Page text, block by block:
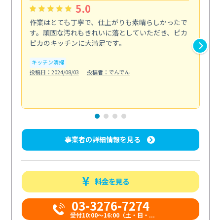
5.0
作業はとても丁寧で、仕上がりも素晴らしかったで
す。頑固な汚れもきれいに落としていただき、ピカ
ピカのキッチンに大満足です。
キッチン清掃
投稿日：2024/08/03
投稿者：でんでん
事業者の詳細情報を見る
料金を見る
03-3276-7274
受付10:00〜16:00（土・日・...